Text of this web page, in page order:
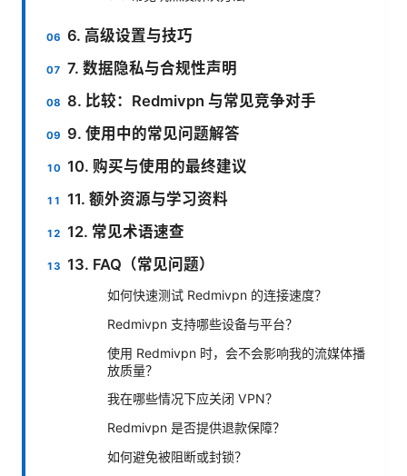
6. 高级设置与技巧
7. 数据隐私与合规性声明
8. 比较：Redmivpn 与常见竞争对手
9. 使用中的常见问题解答
10. 购买与使用的最终建议
11. 额外资源与学习资料
12. 常见术语速查
13. FAQ（常见问题）
如何快速测试 Redmivpn 的连接速度？
Redmivpn 支持哪些设备与平台？
使用 Redmivpn 时，会不会影响我的流媒体播
放质量？
我在哪些情况下应关闭 VPN？
Redmivpn 是否提供退款保障？
如何避免被阻断或封锁？